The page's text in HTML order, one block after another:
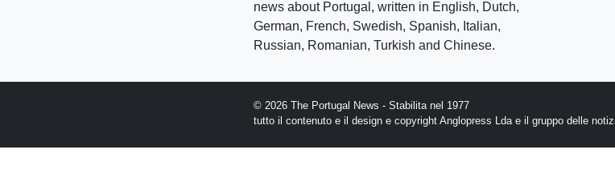
news about Portugal, written in English, Dutch,
German, French, Swedish, Spanish, Italian,
Russian, Romanian, Turkish and Chinese.
© 2026 The Portugal News - Stabilita nel 1977
tutto il contenuto e il design e copyright Anglopress Lda e il gruppo delle